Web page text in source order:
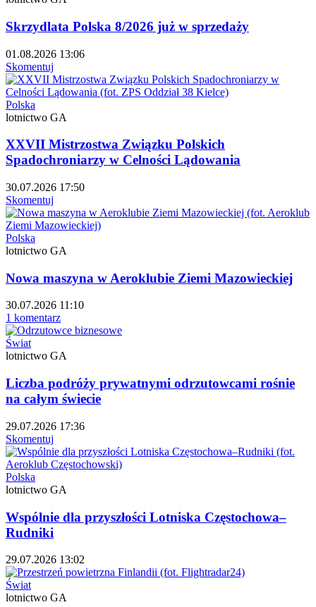
Skrzydlata Polska 8/2026 już w sprzedaży
01.08.2026 13:06
Skomentuj
Polska
lotnictwo GA
XXVII Mistrzostwa Związku Polskich
Spadochroniarzy w Celności Lądowania
30.07.2026 17:50
Skomentuj
Polska
lotnictwo GA
Nowa maszyna w Aeroklubie Ziemi Mazowieckiej
30.07.2026 11:10
1 komentarz
Świat
lotnictwo GA
Liczba podróży prywatnymi odrzutowcami rośnie
na całym świecie
29.07.2026 17:36
Skomentuj
Polska
lotnictwo GA
Wspólnie dla przyszłości Lotniska Częstochowa–
Rudniki
29.07.2026 13:02
Świat
lotnictwo GA